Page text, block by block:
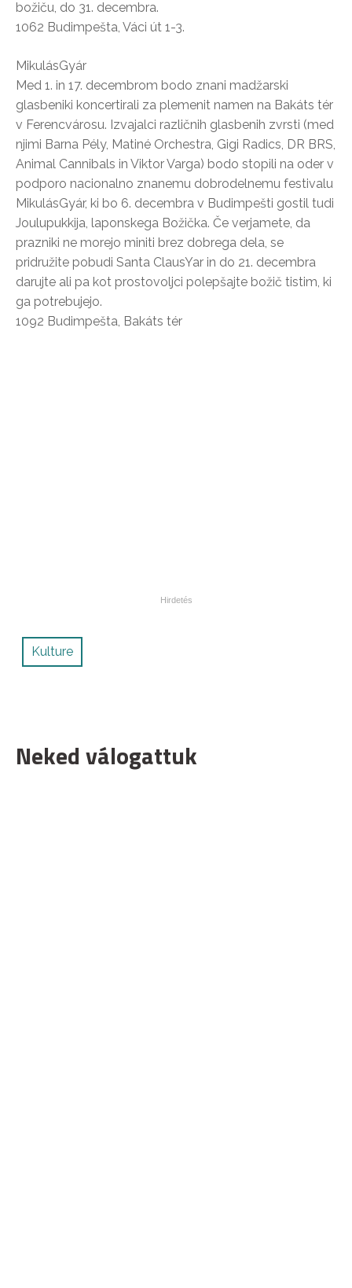
božiču, do 31. decembra.
1062 Budimpešta, Váci út 1-3.
MikulásGyár
Med 1. in 17. decembrom bodo znani madžarski
glasbeniki koncertirali za plemenit namen na Bakáts tér
v Ferencvárosu. Izvajalci različnih glasbenih zvrsti (med
njimi Barna Pély, Matiné Orchestra, Gigi Radics, DR BRS,
Animal Cannibals in Viktor Varga) bodo stopili na oder v
podporo nacionalno znanemu dobrodelnemu festivalu
MikulásGyár, ki bo 6. decembra v Budimpešti gostil tudi
Joulupukkija, laponskega Božička. Če verjamete, da
prazniki ne morejo miniti brez dobrega dela, se
pridružite pobudi Santa ClausYar in do 21. decembra
darujte ali pa kot prostovoljci polepšajte božič tistim, ki
ga potrebujejo.
1092 Budimpešta, Bakáts tér
Kulture
Neked válogattuk